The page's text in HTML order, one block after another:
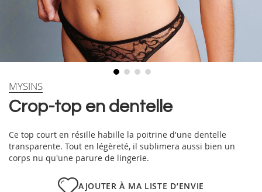
Skip
the
the
images
gallery
Crop-top en dentelle
MYSINS
Ce top court en résille habille la poitrine d'une dentelle
transparente. Tout en légèreté, il sublimera aussi bien un
corps nu qu'une parure de lingerie.
AJOUTER À MA LISTE D’ENVIE